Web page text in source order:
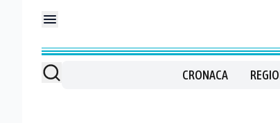
CRONACA